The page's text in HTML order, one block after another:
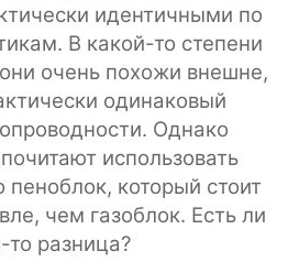
идентичными по
В какой-то степени
очень похожи внешне,
одинаковый
Однако
использовать
который стоит
чем газоблок. Есть ли
разница?